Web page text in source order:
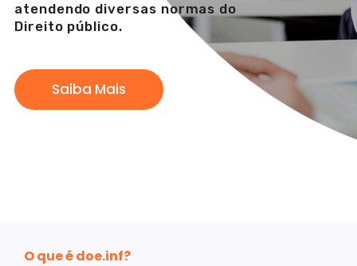
atendendo diversas normas do
Direito público.
Saiba Mais
O que é doe.inf?